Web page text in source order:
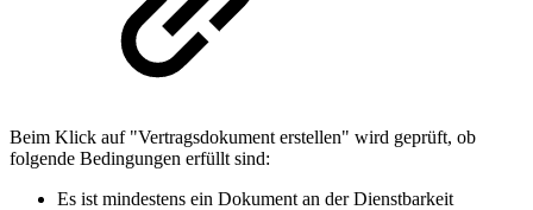
Beim Klick auf "Vertragsdokument erstellen" wird geprüft, ob
folgende Bedingungen erfüllt sind:
Es ist mindestens ein Dokument an der Dienstbarkeit